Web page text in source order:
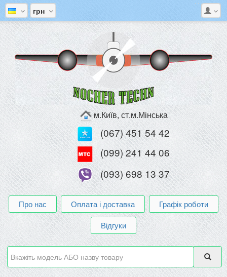
грн
м.Київ, ст.м.Мінська
(067) 451 54 42
(099) 241 44 06
(093) 698 13 37
Про нас Оплата і доставка
Графік роботи
Відгуки